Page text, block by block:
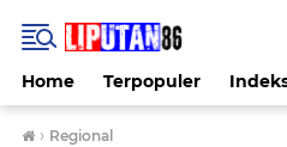
Home Terpopuler
› Regional